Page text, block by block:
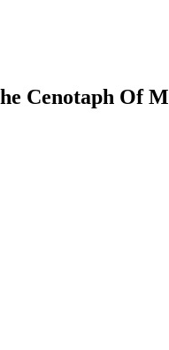
Cenotaph Of